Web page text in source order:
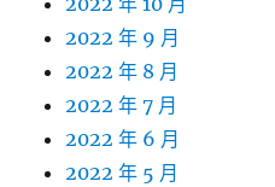
2022 年 9 月
2022 年 8 月
2022 年 7 月
2022 年 6 月
2022 年 5 月